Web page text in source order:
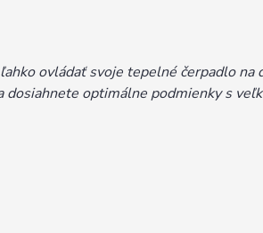
ovládať svoje tepelné čerpadlo
dosiahnete optimálne podmienky s